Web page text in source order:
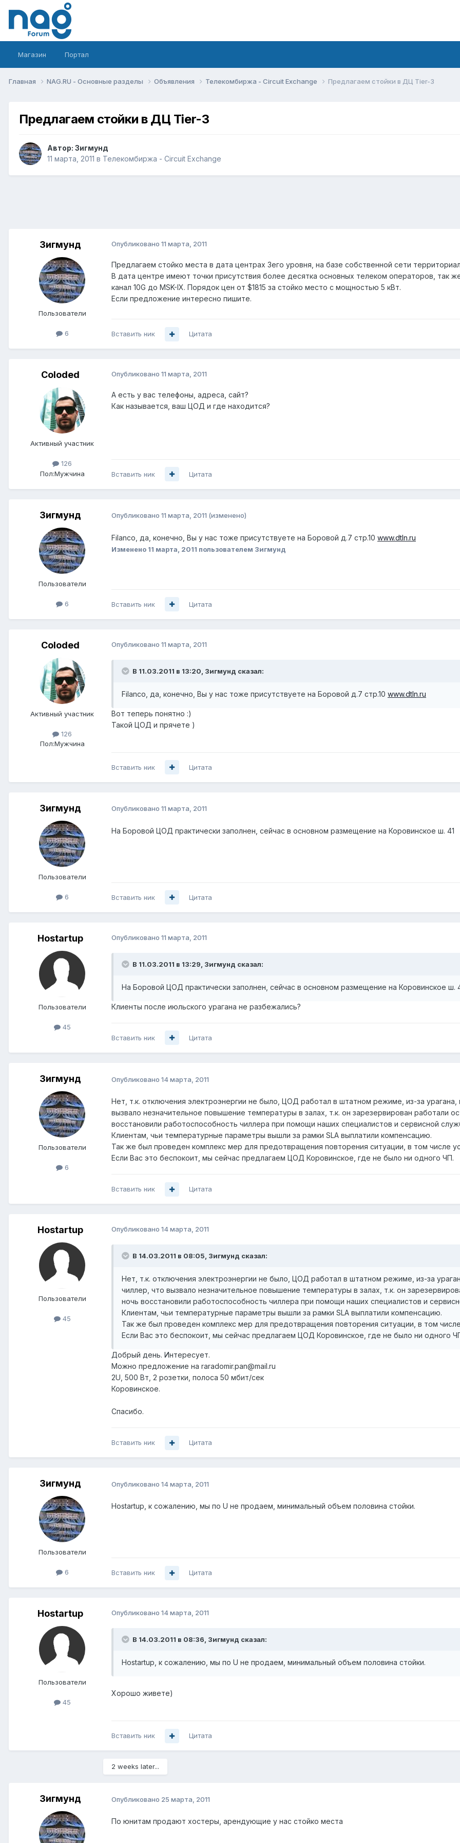
Магазин Портал
Главная NAG.RU - Основные разделы Объявления Телекомбиржа - Circuit Exchange Предлагаем стойки в ДЦ Tier-3
Предлагаем стойки в ДЦ Tier-3
Автор: Зигмунд
11 марта, 2011 в Телекомбиржа - Circuit Exchange
Зигмунд
Пользователи
6
Опубликовано 11 марта, 2011
Предлагаем стойко места в дата центрах 3его уровня, на базе собственной сети
В дата центре имеют точки присутствия более десятка основных телеком операторов, так
канал 10G до MSK-IX. Порядок цен от $1815 за стойко место с мощностью 5 кВт.
Если предложение интересно пишите.
Вставить ник Цитата
Coloded
Активный участник
126
Пол:Мужчина
Опубликовано 11 марта, 2011
А есть у вас телефоны, адреса, сайт?
Как называется, ваш ЦОД и где находится?
Вставить ник Цитата
Зигмунд
Пользователи
6
Опубликовано 11 марта, 2011 (изменено)
Filanco, да, конечно, Вы у нас тоже присутствуете на Боровой д.7 стр.10 www.dtln.ru
Изменено 11 марта, 2011 пользователем Зигмунд
Вставить ник Цитата
Coloded
Активный участник
126
Пол:Мужчина
Опубликовано 11 марта, 2011
В 11.03.2011 в 13:20, Зигмунд сказал:
Filanco, да, конечно, Вы у нас тоже присутствуете на Боровой д.7 стр.10 www.dtln.ru
Вот теперь понятно :)
Такой ЦОД и прячете )
Вставить ник Цитата
Зигмунд
Пользователи
6
Опубликовано 11 марта, 2011
На Боровой ЦОД практически заполнен, сейчас в основном размещение на Коровинское ш. 41
Вставить ник Цитата
Hostartup
Пользователи
45
Опубликовано 11 марта, 2011
В 11.03.2011 в 13:29, Зигмунд сказал:
На Боровой ЦОД практически заполнен, сейчас в основном размещение на Коровинское ш.
Клиенты после июльского урагана не разбежались?
Вставить ник Цитата
Зигмунд
Пользователи
6
Опубликовано 14 марта, 2011
Нет, т.к. отключения электроэнергии не было, ЦОД работал в штатном режиме, из-за
вызвало незначительное повышение температуры в залах, т.к. он зарезервирован работали
восстановили работоспособность чиллера при помощи наших специалистов и сервисной
Клиентам, чьи температурные параметры вышли за рамки SLA выплатили компенсацию.
Так же был проведен комплекс мер для предотвращения повторения ситуации, в том числе
Если Вас это беспокоит, мы сейчас предлагаем ЦОД Коровинское, где не было ни одного ЧП.
Вставить ник Цитата
Hostartup
Пользователи
45
Опубликовано 14 марта, 2011
В 14.03.2011 в 08:05, Зигмунд сказал:
Нет, т.к. отключения электроэнергии не было, ЦОД работал в штатном режиме, из-за
чиллер, что вызвало незначительное повышение температуры в залах, т.к. он
ночь восстановили работоспособность чиллера при помощи наших специалистов и
Клиентам, чьи температурные параметры вышли за рамки SLA выплатили компенсацию.
Так же был проведен комплекс мер для предотвращения повторения ситуации, в том
Если Вас это беспокоит, мы сейчас предлагаем ЦОД Коровинское, где не было ни одного
Добрый день. Интересует.
Можно предложение на rаradomir.pan@mail.ru
2U, 500 Вт, 2 розетки, полоса 50 мбит/сек
Коровинское.
Спасибо.
Вставить ник Цитата
Зигмунд
Пользователи
6
Опубликовано 14 марта, 2011
Hostartup, к сожалению, мы по U не продаем, минимальный объем половина стойки.
Вставить ник Цитата
Hostartup
Пользователи
45
Опубликовано 14 марта, 2011
В 14.03.2011 в 08:36, Зигмунд сказал:
Hostartup, к сожалению, мы по U не продаем, минимальный объем половина стойки.
Хорошо живете)
Вставить ник Цитата
2 weeks later...
Зигмунд Опубликовано 25 марта, 2011
По юнитам продают хостеры, арендующие у нас стойко места